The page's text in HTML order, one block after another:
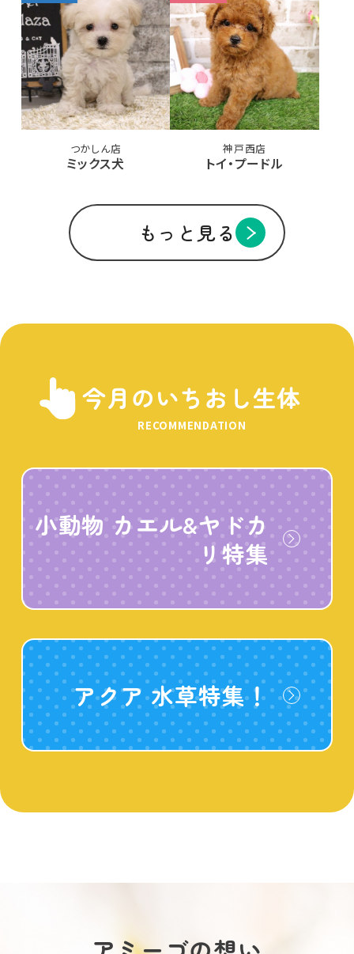
つかしん店
ミックス犬
神戸西店
トイ・プードル
もっと見る
今月のいちおし生体
RECOMMENDATION
小動物 カエル&ヤドカ
リ特集
アクア 水草特集！